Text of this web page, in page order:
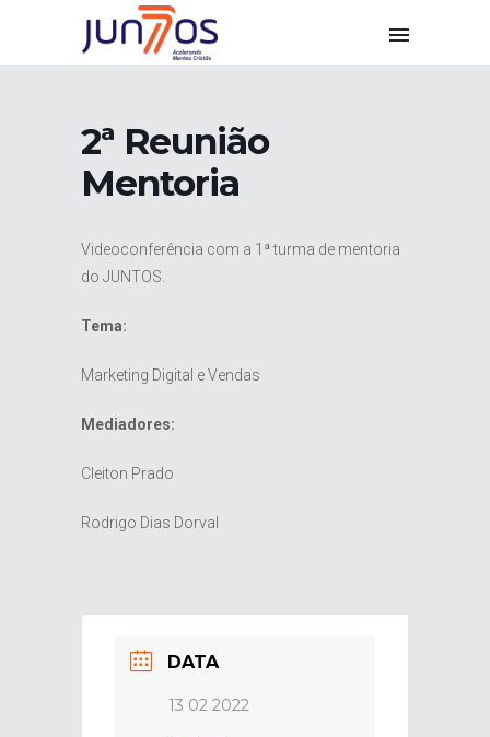
2ª Reunião
Mentoria
Videoconferência com a 1ª turma de mentoria
do JUNTOS.
Tema:
Marketing Digital e Vendas
Mediadores:
Cleiton Prado
Rodrigo Dias Dorval
DATA
13 02 2022